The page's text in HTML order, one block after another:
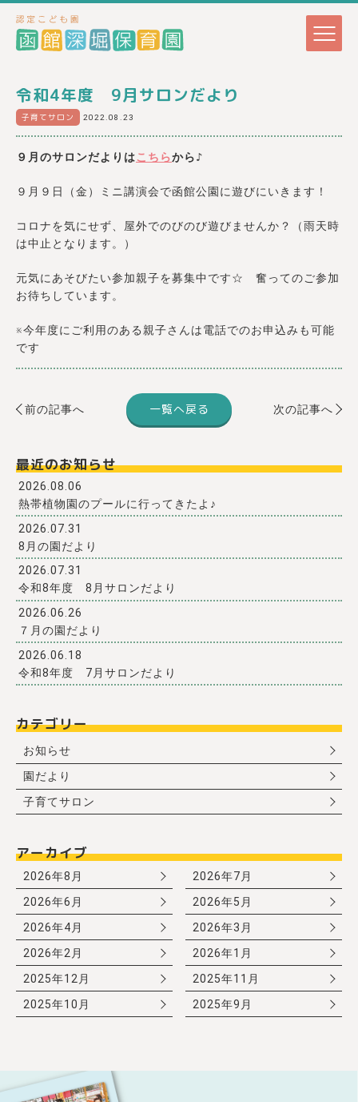
令和4年度 9月サロンだより
子育てサロン 2022.08.23
９月のサロンだよりはこちらから♪
９月９日（金）ミニ講演会で函館公園に遊びにいきます！
コロナを気にせず、屋外でのびのび遊びませんか？（雨天時
は中止となります。）
元気にあそびたい参加親子を募集中です☆ 奮ってのご参加
お待ちしています。
※今年度にご利用のある親子さんは電話でのお申込みも可能
です
前の記事へ 一覧へ戻る 次の記事へ
最近のお知らせ
2026.08.06
熱帯植物園のプールに行ってきたよ♪
2026.07.31
8月の園だより
2026.07.31
令和8年度 8月サロンだより
2026.06.26
７月の園だより
2026.06.18
令和8年度 7月サロンだより
カテゴリー
お知らせ
園だより
子育てサロン
アーカイブ
2026年8月
2026年7月
2026年6月
2026年5月
2026年4月
2026年3月
2026年2月
2026年1月
2025年12月
2025年11月
2025年10月
2025年9月